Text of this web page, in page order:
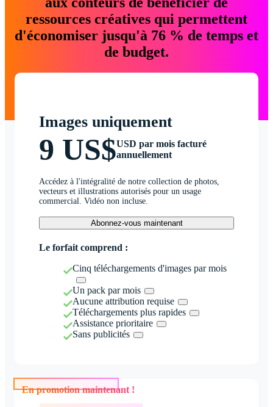
ressources créatives qui permettent
d'économiser jusqu'à 76 % de temps et
de budget.
Images uniquement
9 US$USD par mois facturé
annuellement
Accédez à l'intégralité de notre collection de photos,
vecteurs et illustrations autorisés pour un usage
commercial. Vidéo non incluse.
Abonnez-vous maintenant
Le forfait comprend :
Cinq téléchargements d'images par mois
Un pack par mois
Aucune attribution requise
Téléchargements plus rapides
Assistance prioritaire
Sans publicités
En promotion maintenant !